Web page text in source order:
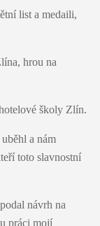
list a medaili,
hrou na
školy Zlín.
a nám
toto slavnostní
návrh na
práci mojí